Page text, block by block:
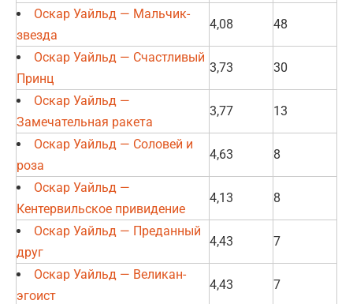
Оскар Уайльд — Мальчик-
звезда
4,08 48
Оскар Уайльд — Счастливый
Принц
3,73 30
Оскар Уайльд —
Замечательная ракета
3,77 13
Оскар Уайльд — Соловей и
роза
4,63 8
Оскар Уайльд —
Кентервильское привидение
4,13 8
Оскар Уайльд — Преданный
друг
4,43 7
Оскар Уайльд — Великан-
эгоист
4,43 7